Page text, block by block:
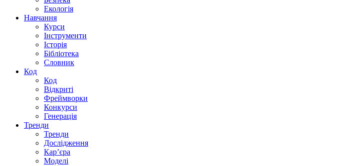
Екологія
Навчання
Курси
Інструменти
Історія
Бібліотека
Словник
Код
Код
Відкриті
Фреймворки
Конкурси
Генерація
Тренди
Тренди
Дослідження
Кар’єра
Моделі